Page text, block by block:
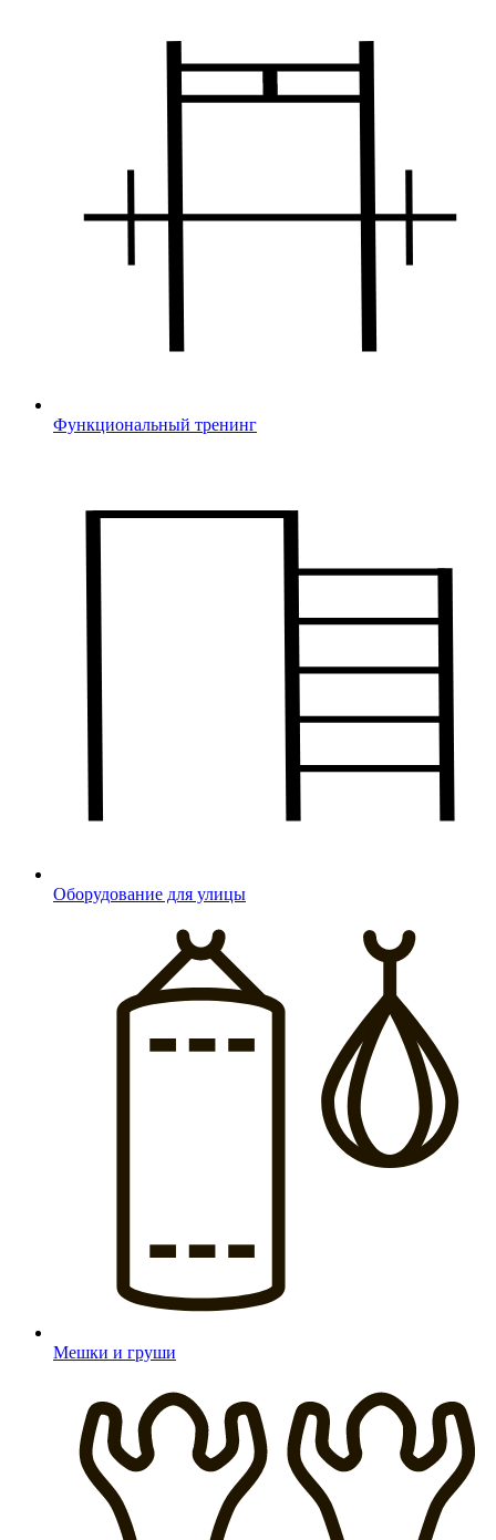
Функциональный тренинг
Оборудование для улицы
Мешки и груши